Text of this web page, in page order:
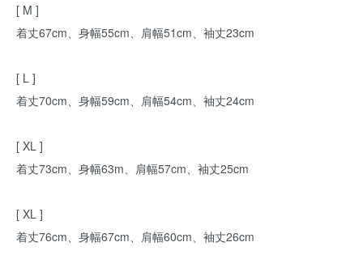
[ M ]
着丈67cm、身幅55cm、肩幅51cm、袖丈23cm
[ L ]
着丈70cm、身幅59cm、肩幅54cm、袖丈24cm
[ XL ]
着丈73cm、身幅63m、肩幅57cm、袖丈25cm
[ XL ]
着丈76cm、身幅67cm、肩幅60cm、袖丈26cm